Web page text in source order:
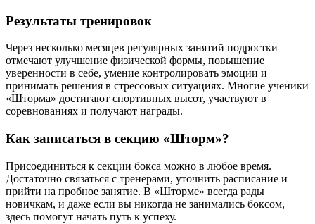
Результаты тренировок
Через несколько месяцев регулярных занятий подростки
отмечают улучшение физической формы, повышение
уверенности в себе, умение контролировать эмоции и
принимать решения в стрессовых ситуациях. Многие ученики
«Шторма» достигают спортивных высот, участвуют в
соревнованиях и получают награды.
Как записаться в секцию «Шторм»?
Присоединиться к секции бокса можно в любое время.
Достаточно связаться с тренерами, уточнить расписание и
прийти на пробное занятие. В «Шторме» всегда рады
новичкам, и даже если вы никогда не занимались боксом,
здесь помогут начать путь к успеху.